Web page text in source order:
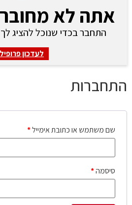
אתה לא
התחבר בכדי שנוכל להציג
לעדכון פרופיל
התחברות
שם משתמש או כתובת אימייל*
סיסמה*